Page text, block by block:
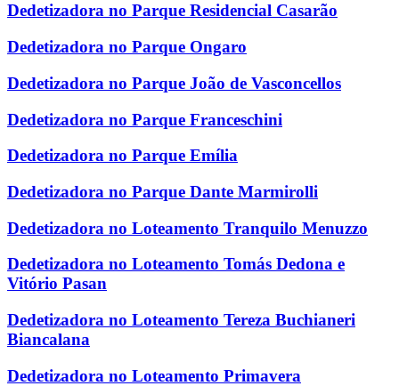
Dedetizadora no Parque Residencial Casarão
Dedetizadora no Parque Ongaro
Dedetizadora no Parque João de Vasconcellos
Dedetizadora no Parque Franceschini
Dedetizadora no Parque Emília
Dedetizadora no Parque Dante Marmirolli
Dedetizadora no Loteamento Tranquilo Menuzzo
Dedetizadora no Loteamento Tomás Dedona e
Vitório Pasan
Dedetizadora no Loteamento Tereza Buchianeri
Biancalana
Dedetizadora no Loteamento Primavera